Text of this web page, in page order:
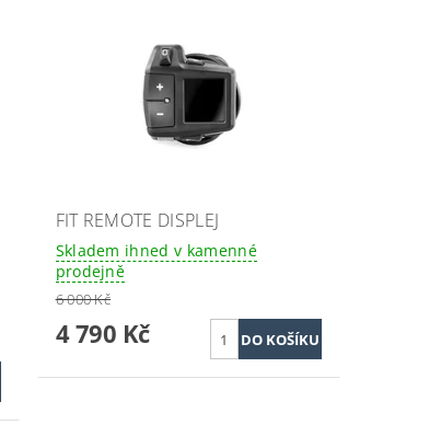
FIT REMOTE DISPLEJ
Skladem ihned v kamenné
prodejně
6 000 Kč
4 790 Kč